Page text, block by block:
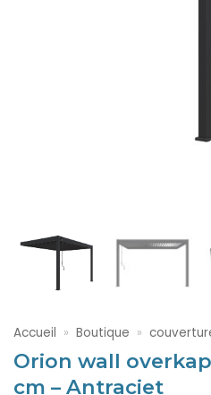
Accueil » Boutique »
Orion wall
cm – Antraciet